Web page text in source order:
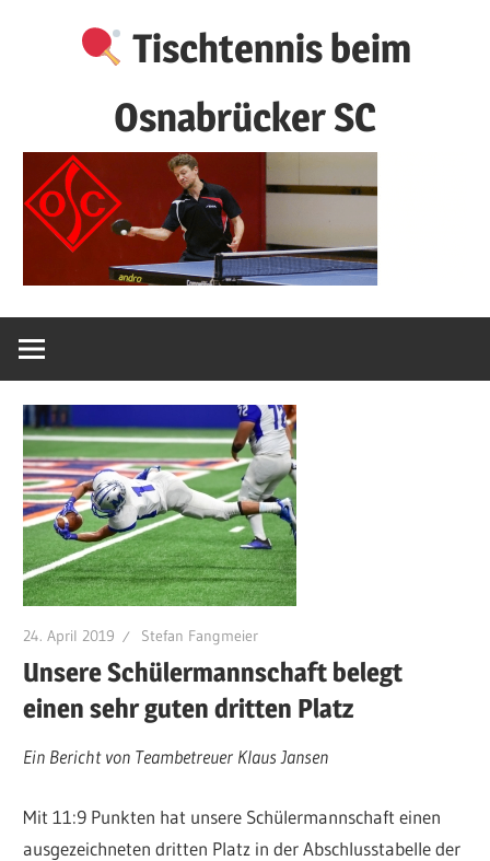
Tischtennis beim
Osnabrücker SC
24. April 2019 Stefan Fangmeier
Unsere Schülermannschaft belegt
einen sehr guten dritten Platz
Ein Bericht von Teambetreuer Klaus Jansen
Mit 11:9 Punkten hat unsere Schülermannschaft einen
ausgezeichneten dritten Platz in der Abschlusstabelle der